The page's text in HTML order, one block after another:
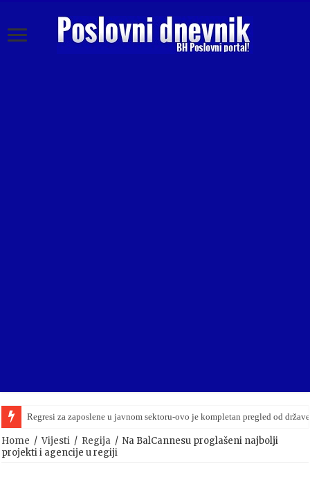
Regresi za zaposlene u javnom sektoru-ovo je kompletan pregled od
Home / Vijesti / Regija / Na BalCannesu proglašeni najbolji
projekti i agencije u regiji